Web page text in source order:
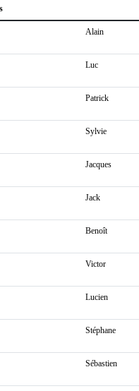
Alain
Luc
Patrick
Sylvie
Jacques
Jack
Benoît
Victor
Lucien
Stéphane
Sébastien